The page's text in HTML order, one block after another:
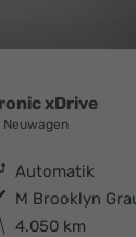
xDrive
Neuwagen
Getriebe Automatik
Außenfarbe
Kilometerstand 4.050 km